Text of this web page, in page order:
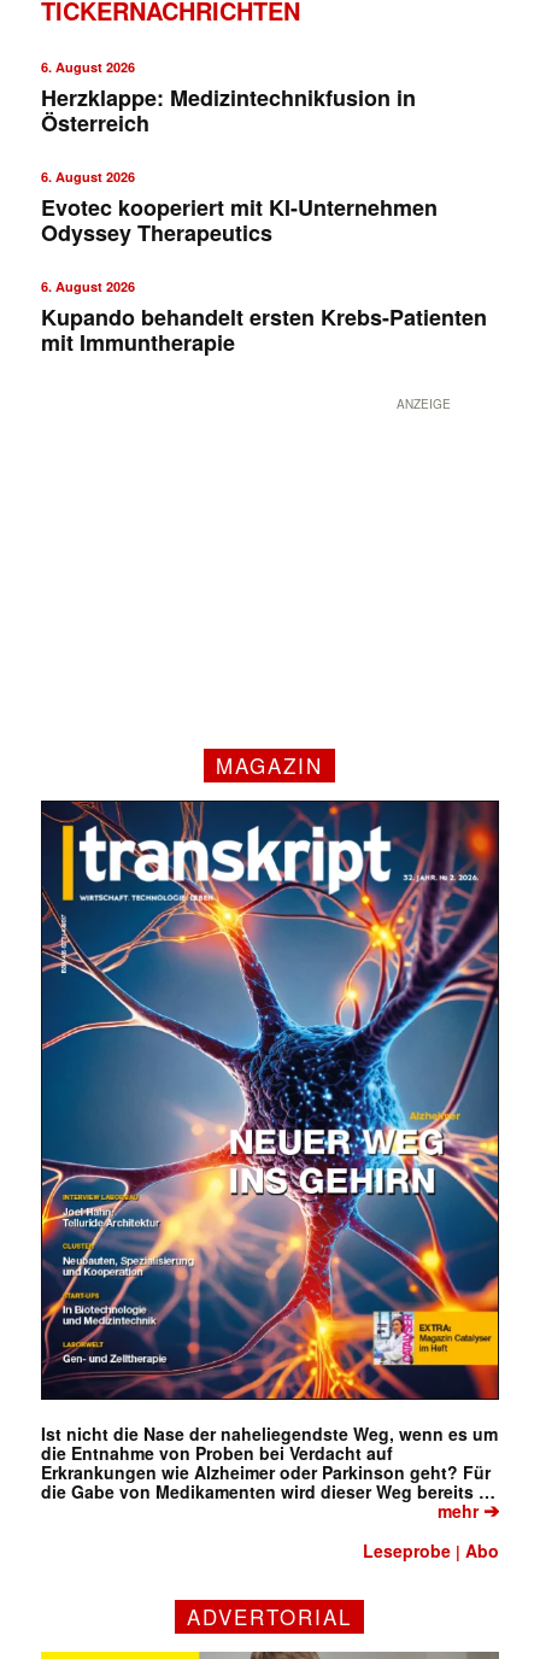
Mit dem |transkript-Newsletter
jede Woche aktuell informiert.
TICKERNACHRICHTEN
6. August 2026
Herzklappe: Medizintechnikfusion in
Österreich
6. August 2026
Evotec kooperiert mit KI-Unternehmen
Odyssey Therapeutics
6. August 2026
Kupando behandelt ersten Krebs-Patienten
mit Immuntherapie
ANZEIGE
MAGAZIN
Ist nicht die Nase der naheliegendste Weg, wenn es um
die Entnahme von Proben bei Verdacht auf
Erkrankungen wie Alzheimer oder Parkinson geht? Für
die Gabe von Medikamenten wird dieser Weg bereits …
mehr➔
Leseprobe |Abo
ADVERTORIAL